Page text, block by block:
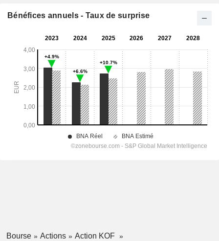
Bénéfices annuels - Taux de surprise
Bourse Actions
Action KOF